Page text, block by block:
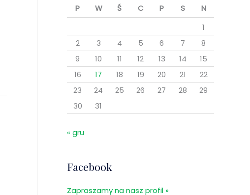
P
W Ś C P S
N
1
2
3 4 5 6 7
8
9
10 11 12 13 14
15
16
17 18 19 20 21
22
23
24 25 26 27 28
29
30
31
« gru
Facebook
Zapraszamy na nasz profil »